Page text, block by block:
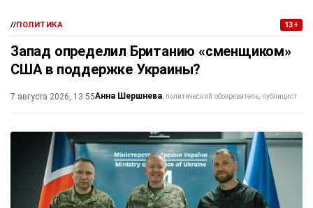
//ПОЛИТИКА 13+
Запад определил Британию «сменщиком»
США в поддержке Украины?
7 августа 2026, 13:55Анна Шершнева политический обозреватель, публицист